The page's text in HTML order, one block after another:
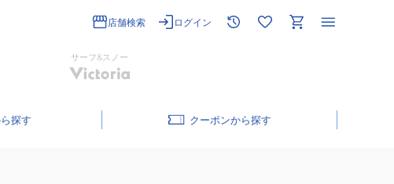
店舗検索 ログイン
サーフ&スノー
クーポン